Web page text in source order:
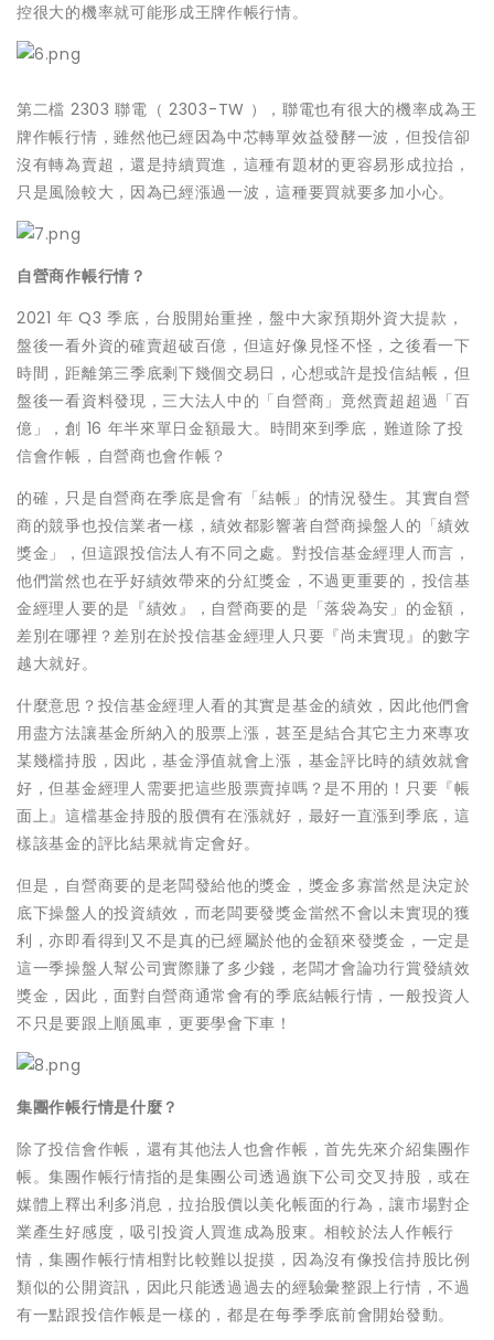
控很大的機率就可能形成王牌作帳行情。
第二檔 2303 聯電（ 2303-TW ），聯電也有很大的機率成為王
牌作帳行情，雖然他已經因為中芯轉單效益發酵一波，但投信卻
沒有轉為賣超，還是持續買進，這種有題材的更容易形成拉抬，
只是風險較大，因為已經漲過一波，這種要買就要多加小心。
自營商作帳行情？
2021 年 Q3 季底，台股開始重挫，盤中大家預期外資大提款，
盤後一看外資的確賣超破百億，但這好像見怪不怪，之後看一下
時間，距離第三季底剩下幾個交易日，心想或許是投信結帳，但
盤後一看資料發現，三大法人中的「自營商」竟然賣超超過「百
億」，創 16 年半來單日金額最大。時間來到季底，難道除了投
信會作帳，自營商也會作帳？
的確，只是自營商在季底是會有「結帳」的情況發生。其實自營
商的競爭也投信業者一樣，績效都影響著自營商操盤人的「績效
獎金」，但這跟投信法人有不同之處。對投信基金經理人而言，
他們當然也在乎好績效帶來的分紅獎金，不過更重要的，投信基
金經理人要的是『績效』，自營商要的是「落袋為安」的金額，
差別在哪裡？差別在於投信基金經理人只要『尚未實現』的數字
越大就好。
什麼意思？投信基金經理人看的其實是基金的績效，因此他們會
用盡方法讓基金所納入的股票上漲，甚至是結合其它主力來專攻
某幾檔持股，因此，基金淨值就會上漲，基金評比時的績效就會
好，但基金經理人需要把這些股票賣掉嗎？是不用的！只要『帳
面上』這檔基金持股的股價有在漲就好，最好一直漲到季底，這
樣該基金的評比結果就肯定會好。
但是，自營商要的是老闆發給他的獎金，獎金多寡當然是決定於
底下操盤人的投資績效，而老闆要發獎金當然不會以未實現的獲
利，亦即看得到又不是真的已經屬於他的金額來發獎金，一定是
這一季操盤人幫公司實際賺了多少錢，老闆才會論功行賞發績效
獎金，因此，面對自營商通常會有的季底結帳行情，一般投資人
不只是要跟上順風車，更要學會下車！
集團作帳行情是什麼？
除了投信會作帳，還有其他法人也會作帳，首先先來介紹集團作
帳。集團作帳行情指的是集團公司透過旗下公司交叉持股，或在
媒體上釋出利多消息，拉抬股價以美化帳面的行為，讓市場對企
業產生好感度，吸引投資人買進成為股東。相較於法人作帳行
情，集團作帳行情相對比較難以捉摸，因為沒有像投信持股比例
類似的公開資訊，因此只能透過過去的經驗彙整跟上行情，不過
有一點跟投信作帳是一樣的，都是在每季季底前會開始發動。